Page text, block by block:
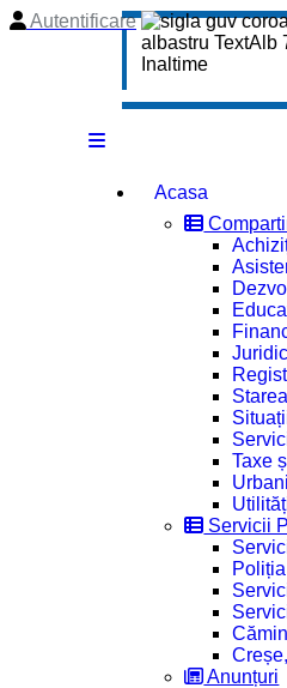
Autentificare
Acasa
Taxe
Servicii
Anunțuri